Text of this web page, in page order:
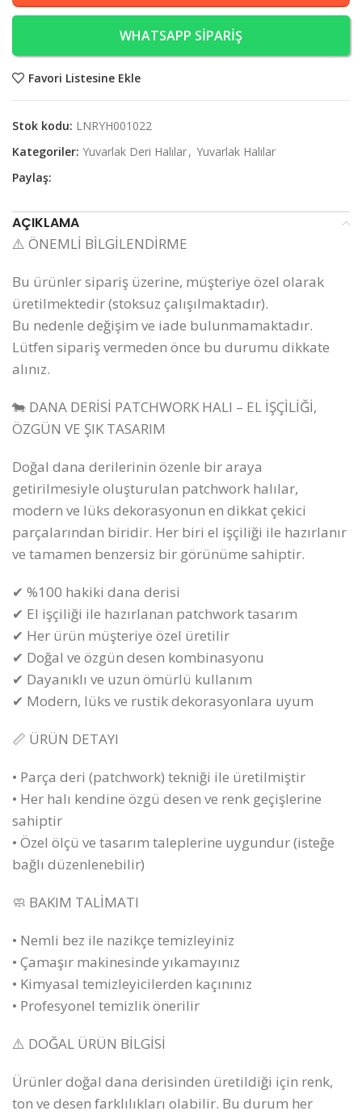
WHATSAPP SİPARİŞ
Favori Listesine Ekle
Stok kodu: LNRYH001022
Kategoriler: Yuvarlak Deri Halılar, Yuvarlak Halılar
Paylaş:
AÇIKLAMA
⚠️ ÖNEMLİ BİLGİLENDİRME
Bu ürünler sipariş üzerine, müşteriye özel olarak
üretilmektedir (stoksuz çalışılmaktadır).
Bu nedenle değişim ve iade bulunmamaktadır.
Lütfen sipariş vermeden önce bu durumu dikkate
alınız.
🐄 DANA DERİSİ PATCHWORK HALI – EL İŞÇİLİĞİ,
ÖZGÜN VE ŞIK TASARIM
Doğal dana derilerinin özenle bir araya
getirilmesiyle oluşturulan patchwork halılar,
modern ve lüks dekorasyonun en dikkat çekici
parçalarından biridir. Her biri el işçiliği ile hazırlanır
ve tamamen benzersiz bir görünüme sahiptir.
✔ %100 hakiki dana derisi
✔ El işçiliği ile hazırlanan patchwork tasarım
✔ Her ürün müşteriye özel üretilir
✔ Doğal ve özgün desen kombinasyonu
✔ Dayanıklı ve uzun ömürlü kullanım
✔ Modern, lüks ve rustik dekorasyonlara uyum
📏 ÜRÜN DETAYI
• Parça deri (patchwork) tekniği ile üretilmiştir
• Her halı kendine özgü desen ve renk geçişlerine
sahiptir
• Özel ölçü ve tasarım taleplerine uygundur (isteğe
bağlı düzenlenebilir)
🧼 BAKIM TALİMATI
• Nemli bez ile nazikçe temizleyiniz
• Çamaşır makinesinde yıkamayınız
• Kimyasal temizleyicilerden kaçınınız
• Profesyonel temizlik önerilir
⚠️ DOĞAL ÜRÜN BİLGİSİ
Ürünler doğal dana derisinden üretildiği için renk,
ton ve desen farklılıkları olabilir. Bu durum her